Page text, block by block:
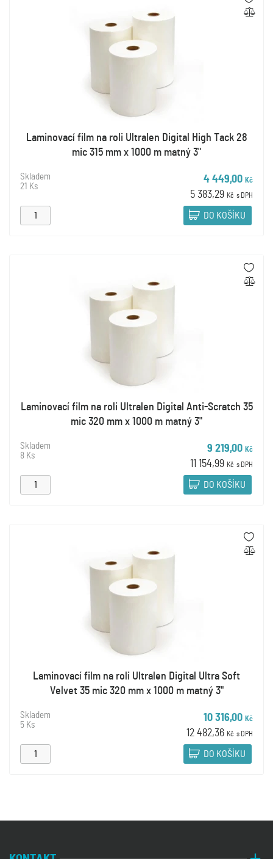
Laminovací film na roli Ultralen Digital High Tack 28
mic 315 mm x 1000 m matný 3"
Skladem
21 Ks
4 449,00 Kč
5 383,29 Kč s DPH
DO KOŠÍKU
Laminovací film na roli Ultralen Digital Anti-Scratch 35
mic 320 mm x 1000 m matný 3"
Skladem
8 Ks
9 219,00 Kč
11 154,99 Kč s DPH
DO KOŠÍKU
Laminovací film na roli Ultralen Digital Ultra Soft
Velvet 35 mic 320 mm x 1000 m matný 3"
Skladem
5 Ks
10 316,00 Kč
12 482,36 Kč s DPH
DO KOŠÍKU